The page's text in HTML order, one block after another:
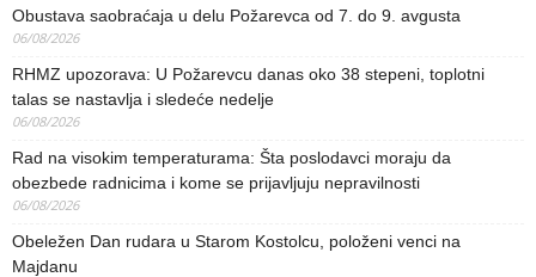
Obustava saobraćaja u delu Požarevca od 7. do 9. avgusta
06/08/2026
RHMZ upozorava: U Požarevcu danas oko 38 stepeni, toplotni
talas se nastavlja i sledeće nedelje
06/08/2026
Rad na visokim temperaturama: Šta poslodavci moraju da
obezbede radnicima i kome se prijavljuju nepravilnosti
06/08/2026
Obeležen Dan rudara u Starom Kostolcu, položeni venci na
Majdanu